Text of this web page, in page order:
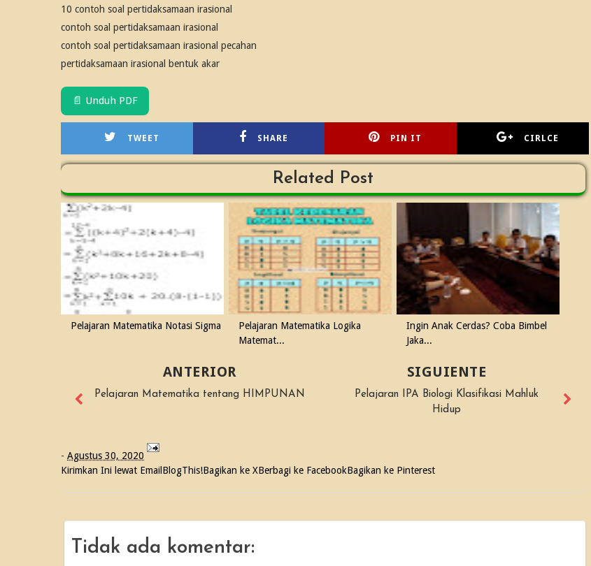
10 contoh soal pertidaksamaan irasional
contoh soal pertidaksamaan irasional
contoh soal pertidaksamaan irasional pecahan
pertidaksamaan irasional bentuk akar
📄 Unduh PDF
TWEET SHARE PIN IT CIRLCE
Related Post
Pelajaran Matematika Notasi Sigma
Pelajaran Matematika Logika
Matemat...
Ingin Anak Cerdas? Coba Bimbel
Jaka...
SIGUIENTE
Pelajaran IPA Biologi Klasifikasi Mahluk
Hidup
ANTERIOR
Pelajaran Matematika tentang HIMPUNAN
- Agustus 30, 2020
Kirimkan Ini lewat Email BlogThis!Bagikan ke XBerbagi ke FacebookBagikan ke Pinterest
Tidak ada komentar: